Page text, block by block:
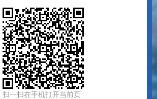
扫一扫在手机打开当前页